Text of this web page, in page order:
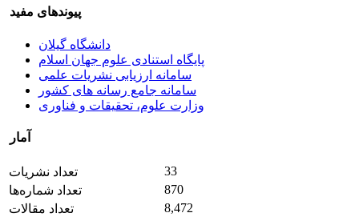
پیوندهای مفید
دانشگاه گیلان
پایگاه استنادی علوم جهان اسلام
سامانه ارزیابی نشریات علمی
سامانه جامع رسانه های کشور
وزارت علوم، تحقیقات و فناوری
آمار
تعداد نشریات
33
تعداد شماره‌ها
870
تعداد مقالات
8,472